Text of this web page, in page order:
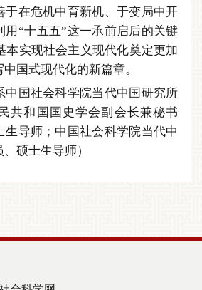
于在危机中育新机、于变局中开
用“十五五”这一承前启后的关键
本实现社会主义现代化奠定更加
国式现代化的新篇章。
国社会科学院当代中国研究所
共和国国史学会副会长兼秘书
生导师；中国社会科学院当代中
硕士生导师）